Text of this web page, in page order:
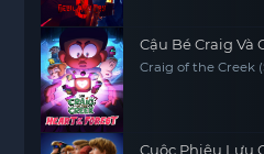
Cậu Bé Craig Và
Craig of the Creek
Cuộc Phiêu Lưu